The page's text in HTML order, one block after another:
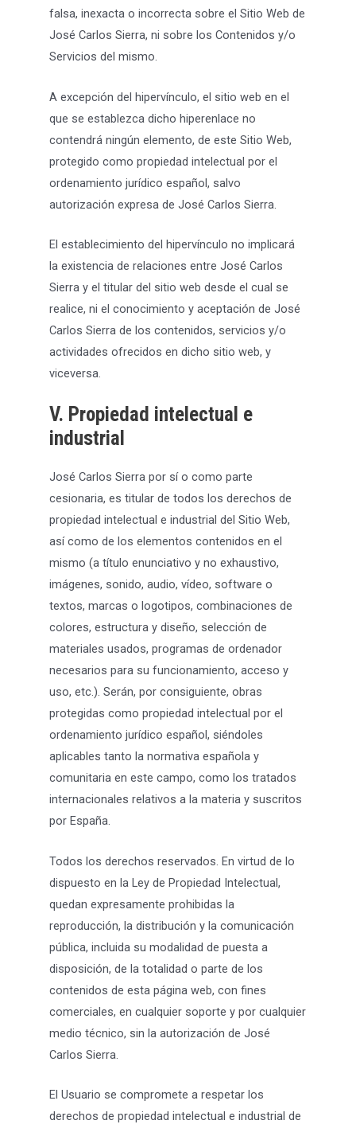
falsa, inexacta o incorrecta sobre el Sitio Web de
José Carlos Sierra, ni sobre los Contenidos y/o
Servicios del mismo.
A excepción del hipervínculo, el sitio web en el
que se establezca dicho hiperenlace no
contendrá ningún elemento, de este Sitio Web,
protegido como propiedad intelectual por el
ordenamiento jurídico español, salvo
autorización expresa de José Carlos Sierra.
El establecimiento del hipervínculo no implicará
la existencia de relaciones entre José Carlos
Sierra y el titular del sitio web desde el cual se
realice, ni el conocimiento y aceptación de José
Carlos Sierra de los contenidos, servicios y/o
actividades ofrecidos en dicho sitio web, y
viceversa.
V. Propiedad intelectual e
industrial
José Carlos Sierra por sí o como parte
cesionaria, es titular de todos los derechos de
propiedad intelectual e industrial del Sitio Web,
así como de los elementos contenidos en el
mismo (a título enunciativo y no exhaustivo,
imágenes, sonido, audio, vídeo, software o
textos, marcas o logotipos, combinaciones de
colores, estructura y diseño, selección de
materiales usados, programas de ordenador
necesarios para su funcionamiento, acceso y
uso, etc.). Serán, por consiguiente, obras
protegidas como propiedad intelectual por el
ordenamiento jurídico español, siéndoles
aplicables tanto la normativa española y
comunitaria en este campo, como los tratados
internacionales relativos a la materia y suscritos
por España.
Todos los derechos reservados. En virtud de lo
dispuesto en la Ley de Propiedad Intelectual,
quedan expresamente prohibidas la
reproducción, la distribución y la comunicación
pública, incluida su modalidad de puesta a
disposición, de la totalidad o parte de los
contenidos de esta página web, con fines
comerciales, en cualquier soporte y por cualquier
medio técnico, sin la autorización de José
Carlos Sierra.
El Usuario se compromete a respetar los
derechos de propiedad intelectual e industrial de